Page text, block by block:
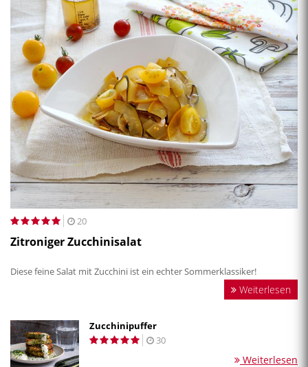
20
Zitroniger Zucchinisalat
Diese feine Salat mit Zucchini ist ein echter Sommerklassiker!
Weiterlesen
Zucchinipuffer
30
Weiterlesen